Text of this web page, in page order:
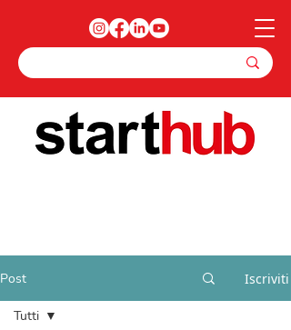
Post Iscriviti
Tutti